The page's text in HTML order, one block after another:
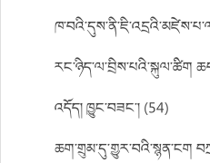
རང་ཉིད་ལ་བྲིས་པའི་སྐུལ་ཚིག
འདོད། ཁྱུང་བཟང་། (54)
ཆག་གྲུམ་དུ་གྱུར་བའི་སྙན་ངག